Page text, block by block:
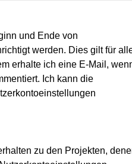
und Ende von
werden. Dies gilt für
erhalte ich eine E-Mail,
Ich kann die
zu den Projekten,